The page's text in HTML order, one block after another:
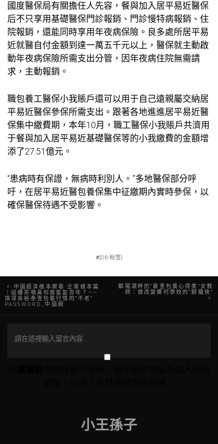
國度醫保局有關擔任人先容，餐與加入居平易近醫保
后不只享用基礎醫保門診報銷、門診慢特病報銷、住
院報銷，還能同時享用年夜病保險。良多處所居平易
近就醫自付金額到達一萬五千元以上，醫保就主動啟
動年夜病保險所需支出分管，因年夜病住院無需請
求，主動報銷。
職包養工醫保小我賬戶還可以用于自己遠親屬交納居
平易近醫保參保所需支出。跟著各地進進居平易近醫
保集中繳費期，本年10月，職工醫保小我賬戶共濟用
于餐與加入居平易近基礎醫保等的小我繳費的金額增
添了27.51億元。
“患病時有保證，無病時利別人。”多地醫保部分呼
吁，在居平易近醫包養保集中征繳期內實時參保，以
確保醫保待遇不受影響。
#[DB:标签]
文
章
覽
中國經濟樣本察看·企業樣本篇
｜這縷茶噴鼻何故氤氳百年？——
探尋吳裕泰查包養行情的“不老”
PASSWORD_中國網
鄱陽湖畔的“最查包養心得美”女教
師：做改變鄉村學校的“鋼鐵俠”
小王孫子